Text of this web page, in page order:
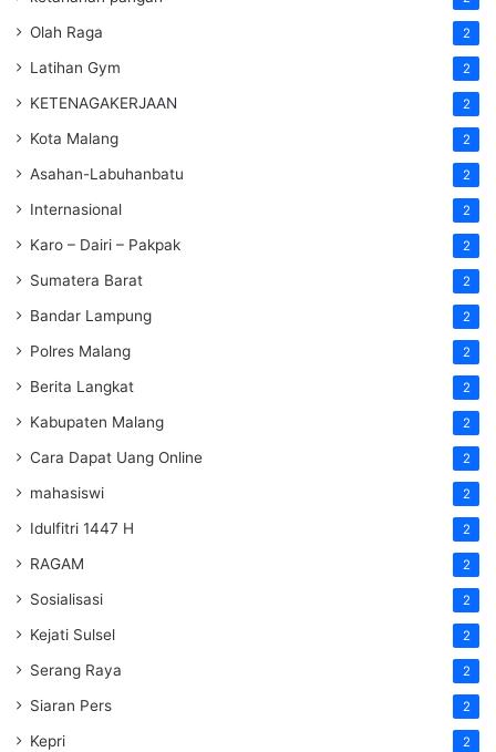
Olah Raga 2
Latihan Gym 2
KETENAGAKERJAAN 2
Kota Malang 2
Asahan-Labuhanbatu 2
Internasional 2
Karo – Dairi – Pakpak 2
Sumatera Barat 2
Bandar Lampung 2
Polres Malang 2
Berita Langkat 2
Kabupaten Malang 2
Cara Dapat Uang Online 2
mahasiswi 2
Idulfitri 1447 H 2
RAGAM 2
Sosialisasi 2
Kejati Sulsel 2
Serang Raya 2
Siaran Pers 2
Kepri 2